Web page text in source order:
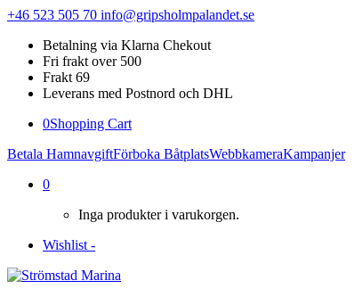
+46 523 505 70 info@gripsholmpalandet.se
Betalning via Klarna Chekout
Fri frakt over 500
Frakt 69
Leverans med Postnord och DHL
0Shopping Cart
Betala HamnavgiftFörboka BåtplatsWebbkameraKampanjer
0
Inga produkter i varukorgen.
Wishlist -